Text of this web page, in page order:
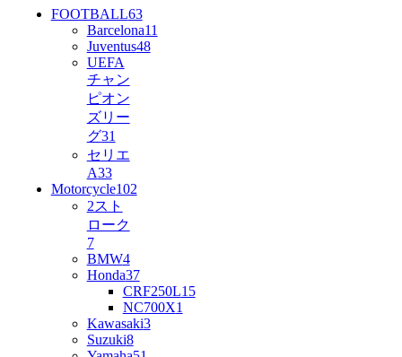
FOOTBALL63
Barcelona11
Juventus48
UEFA
チャン
ピオン
ズリー
グ31
セリエ
A33
Motorcycle102
2スト
ローク
7
BMW4
Honda37
CRF250L15
NC700X1
Kawasaki3
Suzuki8